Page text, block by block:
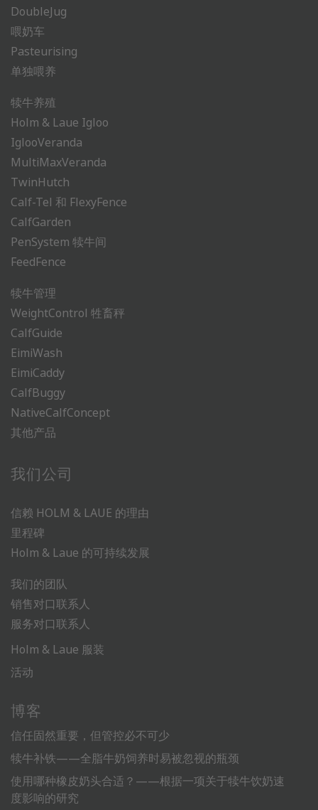
DoubleJug
喂奶车
Pasteurising
单独喂养
犊牛养殖
Holm & Laue Igloo
IglooVeranda
MultiMaxVeranda
TwinHutch
Calf-Tel 和 FlexyFence
CalfGarden
PenSystem 犊牛间
FeedFence
犊牛管理
WeightControl 牲畜秤
CalfGuide
EimiWash
EimiCaddy
CalfBuggy
NativeCalfConcept
其他产品
我们公司
信赖 HOLM & LAUE 的理由
里程碑
Holm & Laue 的可持续发展
我们的团队
销售对口联系人
服务对口联系人
Holm & Laue 服装
活动
博客
信任固然重要，但管控必不可少
犊牛补铁——全脂牛奶饲养时易被忽视的瓶颈
使用哪种橡皮奶头合适？——根据一项关于犊牛饮奶速
度影响的研究